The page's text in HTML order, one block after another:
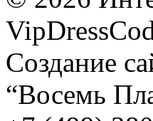
Создание
“Восемь